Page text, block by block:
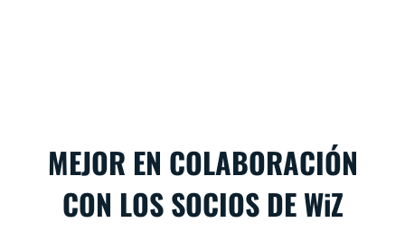
MEJOR EN COLABORACIÓN
CON LOS SOCIOS DE WiZ